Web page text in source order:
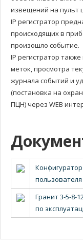
извещений на пульт
IP регистратор
происходящих в
произошло событие.
IP регистратор
меток, просмотра
журнала событий и
(постановка на
ПЦН) через WEB
пользователя
Гранит 3-5-8-
по